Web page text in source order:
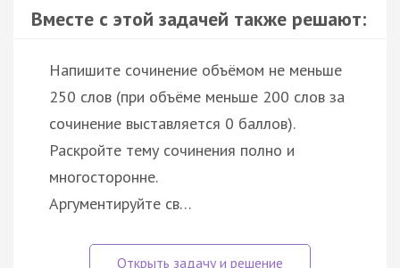
Вместе с этой задачей также решают:
Напишите сочинение объёмом не меньше
250 слов (при объёме меньше 200 слов за
сочинение выставляется 0 баллов).
Раскройте тему сочинения полно и
многосторонне.
Аргументируйте св…